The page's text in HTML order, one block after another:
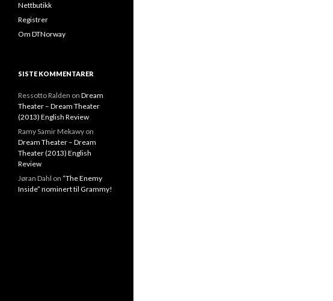
Nettbutikk
Registrer
Om DTNorway
SISTE KOMMENTARER
Ressotto Ralden on Dream
Theater – Dream Theater
(2013) English Review
Ramy Samir Mekawy on
Dream Theater – Dream
Theater (2013) English
Review
Jøran Dahl on “The Enemy
Inside” nominert til Grammy!